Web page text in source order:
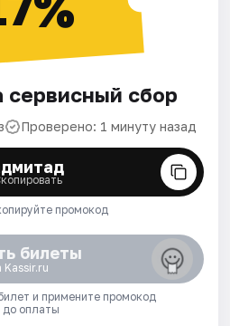
сервисный сбор
Проверено: 1 минуту назад
промокод
билеты
Kassir.ru
и примените промокод
до оплаты